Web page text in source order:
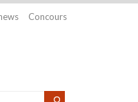
Concours